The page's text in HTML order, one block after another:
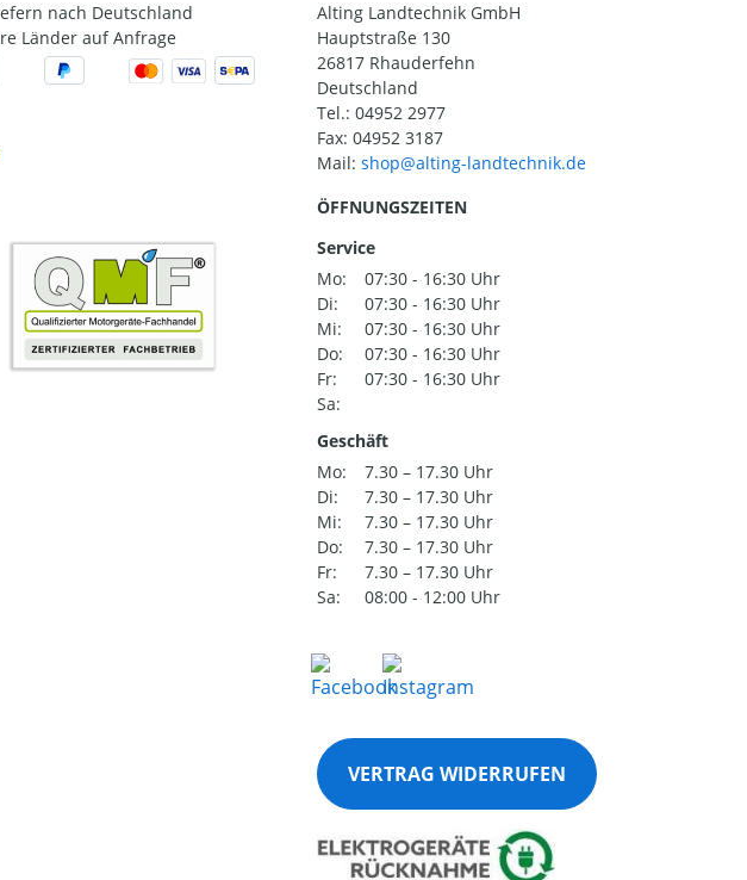
nach Deutschland
Länder auf Anfrage
Alting Landtechnik GmbH
Hauptstraße 130
26817 Rhauderfehn
Deutschland
Tel.: 04952 2977
Fax: 04952 3187
Mail:
ÖFFNUNGSZEITEN
Service
Mo:
07:30 - 16:30 Uhr
Di:
07:30 - 16:30 Uhr
Mi:
07:30 - 16:30 Uhr
Do:
07:30 - 16:30 Uhr
Fr:
07:30 - 16:30 Uhr
Sa:
Geschäft
Mo:
7.30 – 17.30 Uhr
Di:
7.30 – 17.30 Uhr
Mi:
7.30 – 17.30 Uhr
Do:
7.30 – 17.30 Uhr
Fr:
7.30 – 17.30 Uhr
Sa:
08:00 - 12:00 Uhr
VERTRAG WIDERRUFEN